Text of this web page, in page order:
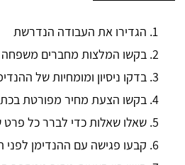
הגדירו את העבודה הנדרשת
בקשו המלצות מחברים משפחה
בדקו ניסיון ומומחיות של
בקשו הצעת מחיר מפורטת
שאלו שאלות כדי לברר כל פרט
קבעו פגישה עם ההנדימן